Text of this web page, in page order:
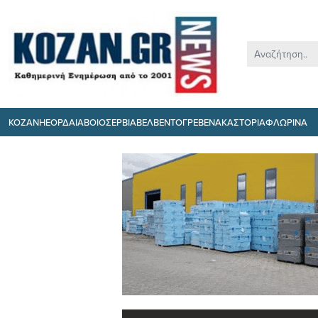
ΚΟΖΑΝΗΕΟΡΔΑΙΑΒΟΙΟΣΕΡΒΙΑΒΕΛΒΕΝΤΟΓΡΕΒΕΝΑΚΑΣΤΟΡΙΑΦΛΩΡΙΝΑ